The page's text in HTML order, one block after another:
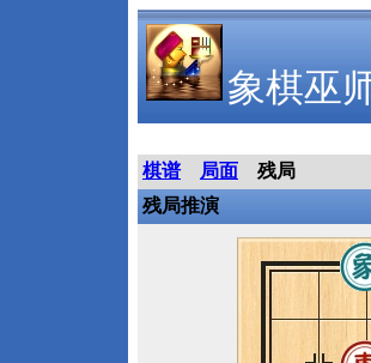
象棋巫
棋谱 局面
残局
残局推演